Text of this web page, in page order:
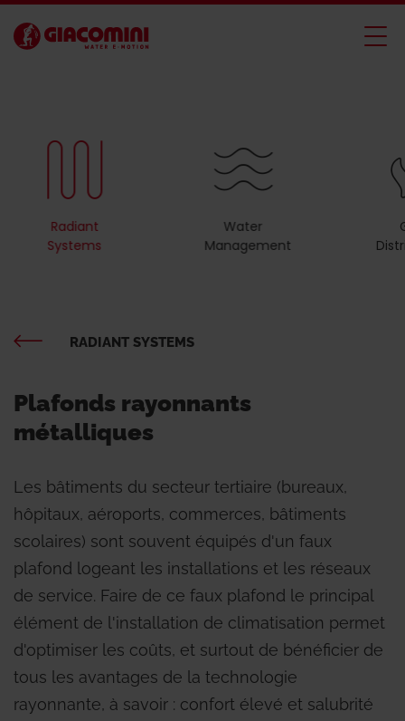
Radiant
Systems
Water
Management
RADIANT SYSTEMS
Plafonds rayonnants
métalliques
Les bâtiments du secteur tertiaire (bureaux,
hôpitaux, aéroports, commerces, bâtiments
scolaires) sont souvent équipés d'un faux
plafond logeant les installations et les réseaux
de service. Faire de ce faux plafond le principal
élément de l'installation de climatisation permet
d'optimiser les coûts, et surtout de bénéficier de
tous les avantages de la technologie
rayonnante, à savoir : confort élevé et salubrité